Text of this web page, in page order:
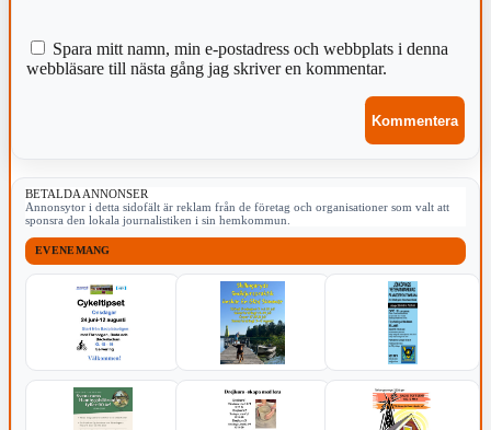
Spara mitt namn, min e-postadress och webbplats i denna
webbläsare till nästa gång jag skriver en kommentar.
BETALDA ANNONSER
Annonsytor i detta sidofält är reklam från de företag och organisationer som valt att
sponsra den lokala journalistiken i sin hemkommun.
EVENEMANG